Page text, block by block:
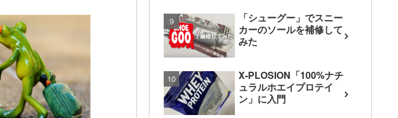
「シューグー」でスニー
カーのソールを補修して
みた
X-PLOSION「100%ナチ
ュラルホエイプロテイ
ン」に入門